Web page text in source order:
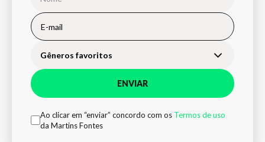
Gêneros favoritos
ENVIAR
Ao clicar em “enviar” concordo com os Termos de uso
da Martins Fontes